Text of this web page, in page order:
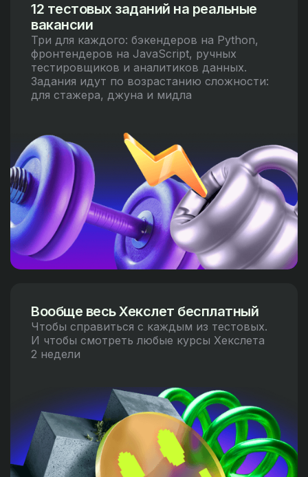
12 тестовых заданий на реальные
вакансии
Три для каждого: бэкендеров на Python,
фронтендеров на JavaScript, ручных
тестировщиков и аналитиков данных.
Задания идут по возрастанию сложности:
для стажера, джуна и мидла
Вообще весь Хекслет бесплатный
Чтобы справиться с каждым из тестовых.
И чтобы смотреть любые курсы Хекслета
2 недели